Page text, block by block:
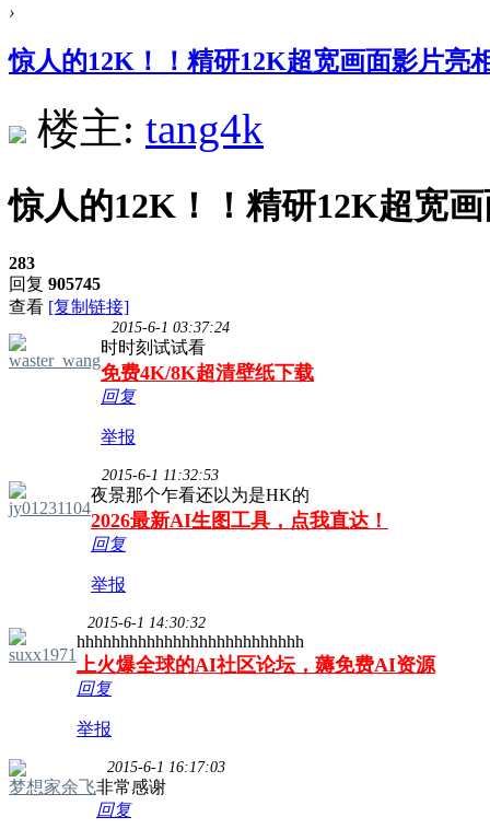
›
惊人的12K！！精研12K超宽画面影片亮
楼主: tang4k
惊人的12K！！精研12K超宽
283
回复 905745
查看 [复制链接]
waster_wang
2015-6-1 03:37:24
时时刻试试看
免费4K/8K超清壁纸下载
回复
举报
jy01231104
2015-6-1 11:32:53
夜景那个乍看还以为是HK的
2026最新AI生图工具，点我直达！
回复
举报
suxx1971
2015-6-1 14:30:32
hhhhhhhhhhhhhhhhhhhhhhhhhh
上火爆全球的AI社区论坛，薅免费AI资源
回复
举报
梦想家余飞
2015-6-1 16:17:03
非常感谢
回复